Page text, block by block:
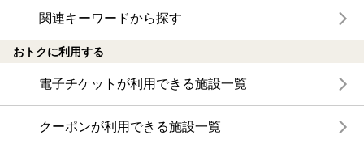
関連キーワードから探す
おトクに利用する
電子チケットが利用できる施設一覧
クーポンが利用できる施設一覧